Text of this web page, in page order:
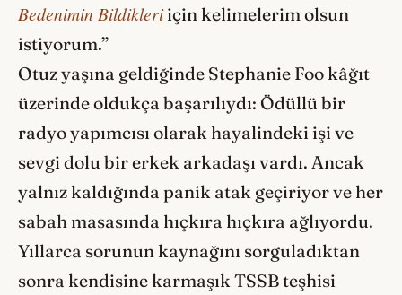
Bedenimin Bildikleri için kelimelerim olsun
istiyorum.”
Otuz yaşına geldiğinde Stephanie Foo kâğıt
üzerinde oldukça başarılıydı: Ödüllü bir
radyo yapımcısı olarak hayalindeki işi ve
sevgi dolu bir erkek arkadaşı vardı. Ancak
yalnız kaldığında panik atak geçiriyor ve her
sabah masasında hıçkıra hıçkıra ağlıyordu.
Yıllarca sorunun kaynağını sorguladıktan
sonra kendisine karmaşık TSSB teşhisi